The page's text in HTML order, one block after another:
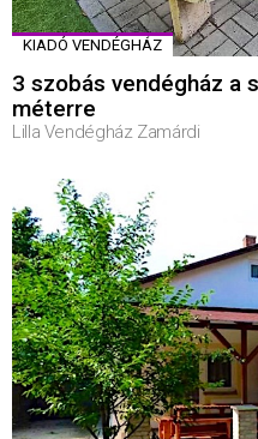
KIADÓ VENDÉGHÁZ
3 szobás vendégház a
méterre
Lilla Vendégház Zamárdi